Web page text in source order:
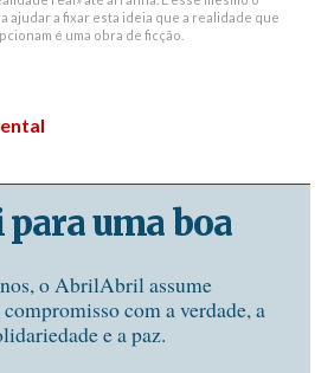
ajudar a fixar esta ideia que a realidade que
é uma obra de ficção.
uma boa
o AbrilAbril assume
com a verdade, a
e a paz.